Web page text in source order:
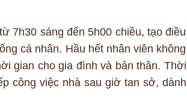
7h30 sáng đến 5h00 chiều, tạo điều
cá nhân. Hầu hết nhân viên không
gian cho gia đình và bản thân. Thời
công việc nhà sau giờ tan sở, dành